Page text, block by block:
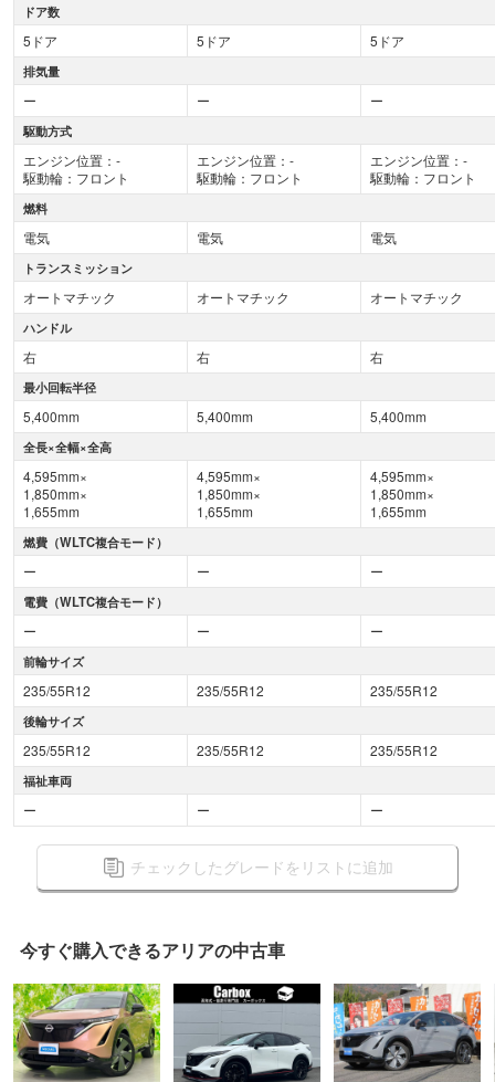
ドア数
5ドア 5ドア 5ドア
排気量
ー ー ー
駆動方式
エンジン位置：-
駆動輪：フロント
エンジン位置：-
駆動輪：フロント
エンジン位置：-
駆動輪：フロント
燃料
電気 電気 電気
トランスミッション
オートマチック オートマチック オートマチック
ハンドル
右 右 右
最小回転半径
5,400mm 5,400mm 5,400mm
全長×全幅×全高
4,595mm×
1,850mm×
1,655mm
4,595mm×
1,850mm×
1,655mm
4,595mm×
1,850mm×
1,655mm
燃費（WLTC複合モード）
ー ー ー
電費（WLTC複合モード）
ー ー ー
前輪サイズ
235/55R12 235/55R12 235/55R12
後輪サイズ
235/55R12 235/55R12 235/55R12
福祉車両
ー ー ー
チェックしたグレードをリストに追加
今すぐ購入できるアリアの中古車